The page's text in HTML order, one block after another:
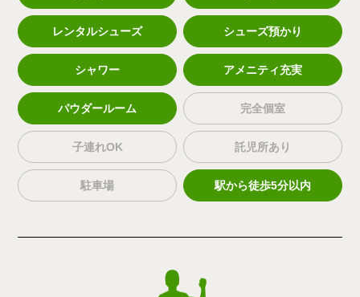
レンタルシューズ シューズ預かり
シャワー アメニティ充実
パウダールーム 完全個室
子連れOK 託児所あり
駐車場 駅から徒歩5分以内